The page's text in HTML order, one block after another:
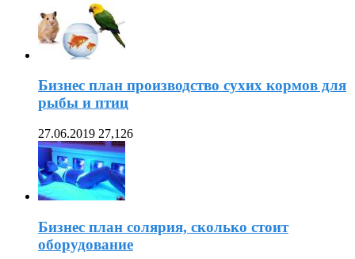
Бизнес план производство сухих кормов для
рыбы и птиц
27.06.2019 27,126
Бизнес план солярия, сколько стоит
оборудование